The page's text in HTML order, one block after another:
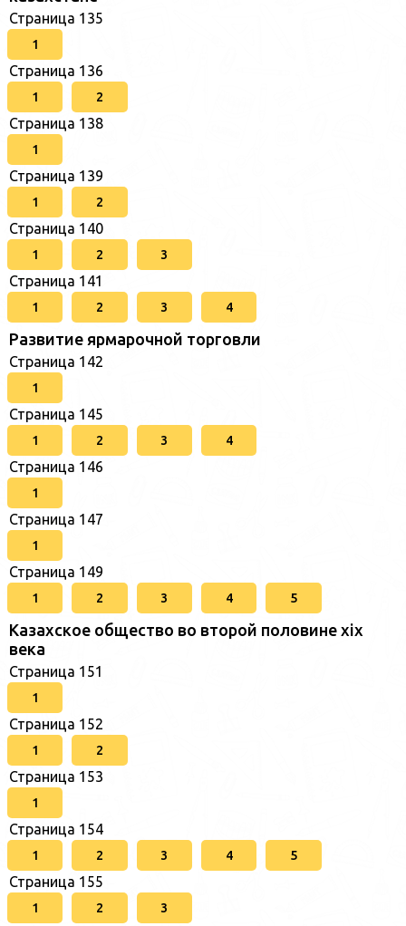
Страница 135
1
Страница 136
1 2
Страница 138
1
Страница 139
1 2
Страница 140
1 2 3
Страница 141
1 2 3 4
Развитие ярмарочной торговли
Страница 142
1
Страница 145
1 2 3 4
Страница 146
1
Страница 147
1
Страница 149
1 2 3 4 5
Казахское общество во второй половине хіх
века
Страница 151
1
Страница 152
1 2
Страница 153
1
Страница 154
1 2 3 4 5
Страница 155
1 2 3